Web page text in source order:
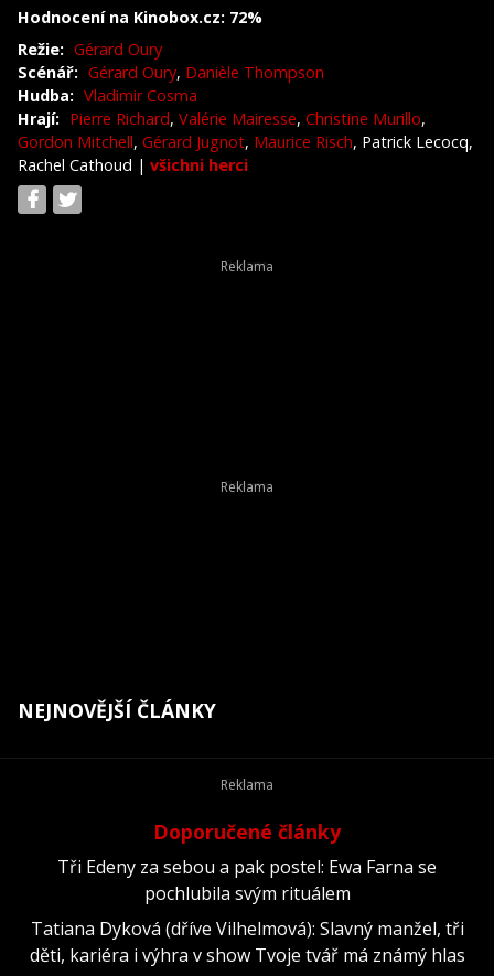
Hodnocení na Kinobox.cz: 72%
Režie: Gérard Oury
Scénář: Gérard Oury, Danièle Thompson
Hudba: Vladimir Cosma
Hrají: Pierre Richard, Valérie Mairesse, Christine Murillo,
Gordon Mitchell, Gérard Jugnot, Maurice Risch, Patrick Lecocq,
Rachel Cathoud | všichni herci
NEJNOVĚJŠÍ ČLÁNKY
Doporučené články
Tři Edeny za sebou a pak postel: Ewa Farna se
pochlubila svým rituálem
Tatiana Dyková (dříve Vilhelmová): Slavný manžel, tři
děti, kariéra i výhra v show Tvoje tvář má známý hlas